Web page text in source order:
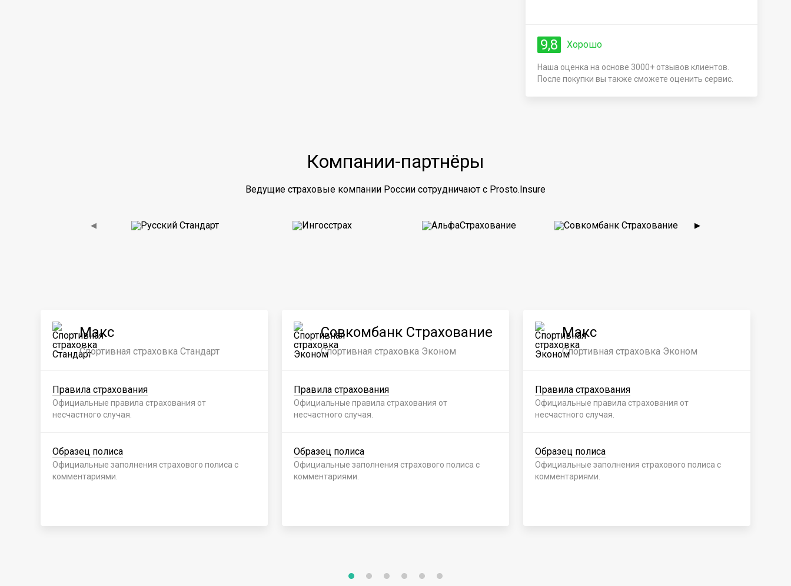
9,8 Хорошо
Наша оценка на основе 3000+ отзывов клиентов.
После покупки вы также сможете оценить сервис.
Компании-партнёры
Ведущие страховые компании России сотрудничают с Prosto.Insure
◀ ▶
Макс
Спортивная страховка Стандарт
Правила страхования
Официальные правила страхования от
несчастного случая.
Образец полиса
Официальные заполнения страхового полиса с
комментариями.
Совкомбанк Страхование
Спортивная страховка Эконом
Правила страхования
Официальные правила страхования от
несчастного случая.
Образец полиса
Официальные заполнения страхового полиса с
комментариями.
Макс
Спортивная страховка Эконом
Правила страхования
Официальные правила страхования от
несчастного случая.
Образец полиса
Официальные заполнения страхового полиса с
комментариями.